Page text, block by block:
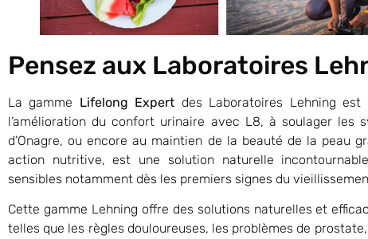
Pensez aux Laboratoires
La gamme Lifelong Expert des Laboratoires Lehning
l’amélioration du confort urinaire avec L8, à soulager les
d’Onagre, ou encore au maintien de la beauté de la peau
action nutritive, est une solution naturelle
sensibles notamment dès les premiers signes du
Cette gamme Lehning offre des solutions naturelles et
telles que les règles douloureuses, les problèmes de